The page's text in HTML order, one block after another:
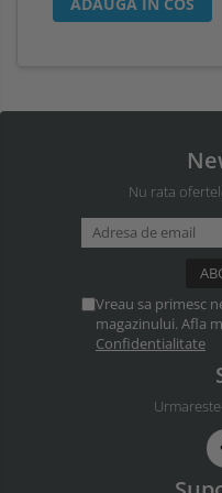
Nu rata
Vreau sa primesc
magazinului. Afla
Confidentialitate